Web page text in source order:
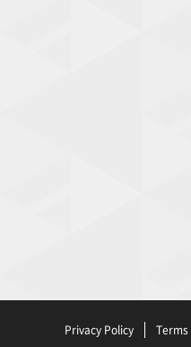
Privacy Policy Terms